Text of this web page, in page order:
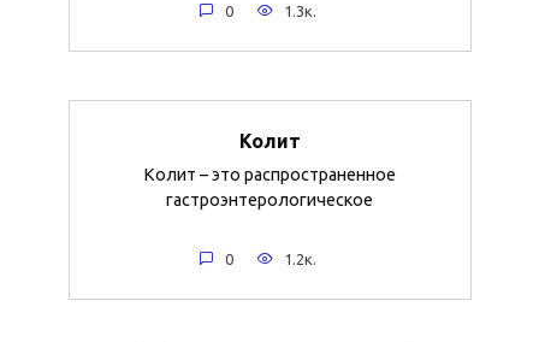
0 1.3к.
Колит
Колит – это распространенное
гастроэнтерологическое
0 1.2к.